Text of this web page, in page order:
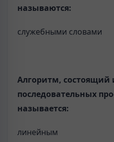
называются:
служебными словами
Алгоритм, состоящий
последовательных
называется:
линейным